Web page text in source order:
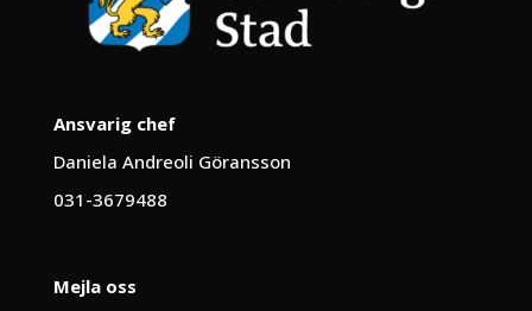
Ansvarig chef
Daniela Andreoli Göransson
031-3679488
Mejla oss